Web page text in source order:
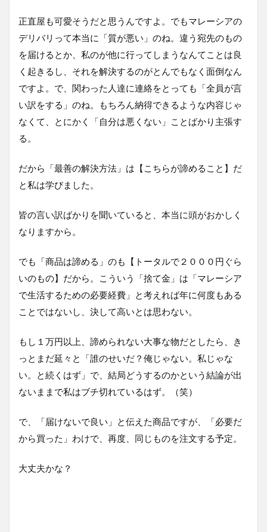
正直屋も可愛そうだと思うんですよ。でもマレーシアの
デリバリって本当に「質が悪い」のね。違う宛先のもの
を届けるとか、私のが他に行ってしまうなんてことは良
く起きるし、それを解決するのがとんでもなく面倒なん
ですよ。で、関わった人達に連絡をとっても「全員が言
い訳をする」のね。もちろん納得できるような内容じゃ
なくて、とにかく「自分は悪くない」ことばかり主張す
る。
だから「最善の解決方法」は【こちらが諦めること】だ
と私は学びました。
皆の言い訳ばかりを聞いていると、本当に頭がおかしく
なりますから。
でも「商品は諦める」のも【トータルで２０００円ぐら
いのもの】だから。こういう「捨て金」は「マレーシア
で生活するための必要経費」と考えれば年に何度もある
ことではないし、決して高いとは思わない。
もし１万円以上、諦められない大事な物だとしたら、き
っとまだ延々と「誰のせいだ？俺じゃない。私じゃな
い。と続くはず」で、結局どうするのかという結論が出
ないままで私はブチ切れているはず。（笑）
で、「届けないで良い」と伝えた商品ですが、「必要だ
から買った」わけで、再度、同じものを注文する予定。
大丈夫かな？